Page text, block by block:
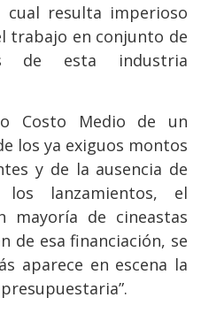
resulta imperioso
trabajo en conjunto de
de esta industria
Costo Medio de un
los ya exiguos montos
y de la ausencia de
lanzamientos, el
mayoría de cineastas
de esa financiación, se
aparece en escena la